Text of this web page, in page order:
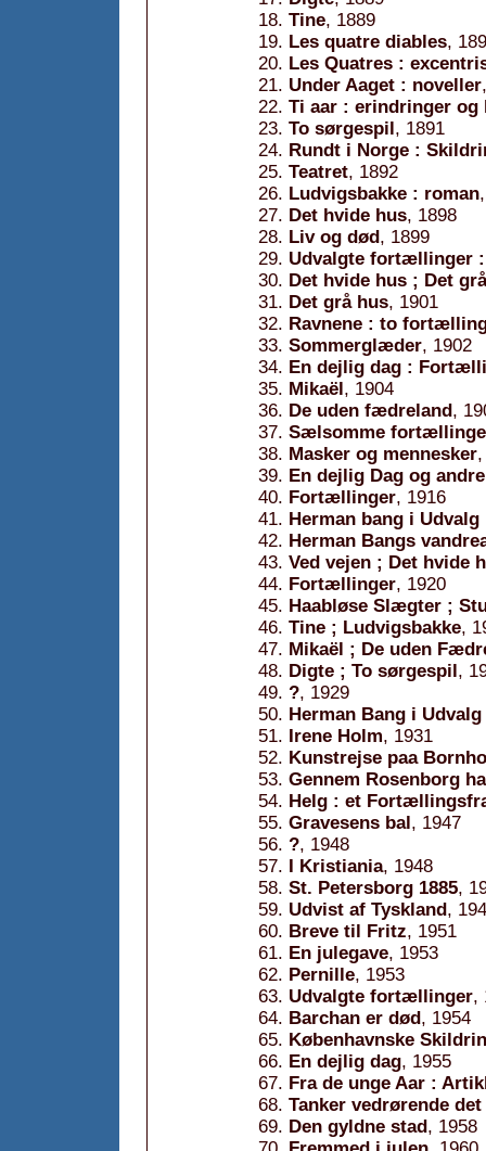
Tine, 1889
Les quatre diables,
Les Quatres :
Under Aaget : noveller
Ti aar : erindringer
To sørgespil, 1891
Rundt i Norge :
Teatret, 1892
Ludvigsbakke : roman
Det hvide hus, 1898
Liv og død, 1899
Udvalgte fortællinger
Det hvide hus ; Det
Det grå hus, 1901
Ravnene : to
Sommerglæder, 1902
En dejlig dag :
Mikaël, 1904
De uden fædreland,
Sælsomme
Masker og mennesker
En dejlig Dag og
Fortællinger, 1916
Herman bang i
Herman Bangs
Ved vejen ; Det hvide
Fortællinger, 1920
Haabløse Slægter ;
Tine ; Ludvigsbakke,
Mikaël ; De uden
Digte ; To sørgespil,
?, 1929
Herman Bang i
Irene Holm, 1931
Kunstrejse paa
Gennem Rosenborg
Helg : et
Gravesens bal, 1947
?, 1948
I Kristiania, 1948
St. Petersborg 1885,
Udvist af Tyskland,
Breve til Fritz, 1951
En julegave, 1953
Pernille, 1953
Udvalgte fortællinger,
Barchan er død, 1954
Københavnske
En dejlig dag, 1955
Fra de unge Aar :
Tanker vedrørende
Den gyldne stad, 1958